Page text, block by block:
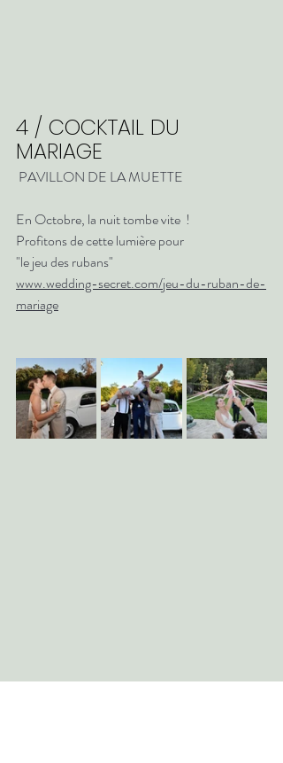
4 / COCKTAIL DU
MARIAGE
PAVILLON DE LA MUETTE
En Octobre, la nuit tombe vite  !
Profitons de cette lumière pour
"le jeu des rubans"
www.wedding-secret.com/jeu-du-ruban-de-
mariage